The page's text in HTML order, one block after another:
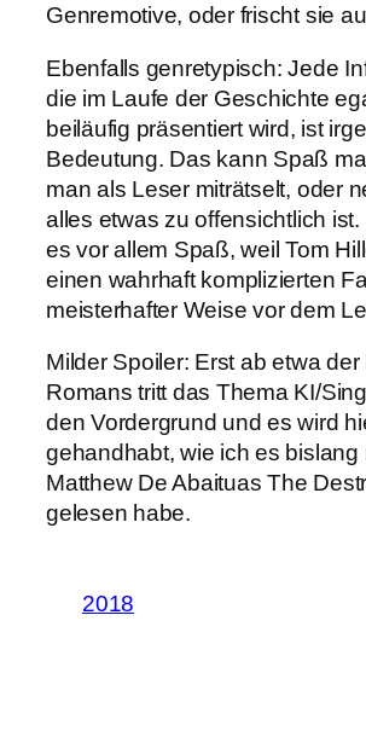
Genremotive, oder frischt sie
Ebenfalls genretypisch: Jede
die im Laufe der Geschichte
beiläufig präsentiert wird, ist
Bedeutung. Das kann Spaß
man als Leser miträtselt, oder
alles etwas zu offensichtlich
es vor allem Spaß, weil Tom
einen wahrhaft komplizierten
meisterhafter Weise vor dem
Milder Spoiler: Erst ab etwa der
Romans tritt das Thema KI/
den Vordergrund und es wird
gehandhabt, wie ich es bislang
Matthew De Abaituas The
gelesen habe.
2018